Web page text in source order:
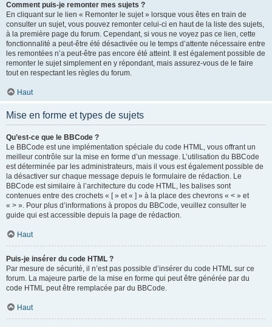
Comment puis-je remonter mes sujets ?
En cliquant sur le lien « Remonter le sujet » lorsque vous êtes en train de
consulter un sujet, vous pouvez remonter celui-ci en haut de la liste des sujets,
à la première page du forum. Cependant, si vous ne voyez pas ce lien, cette
fonctionnalité a peut-être été désactivée ou le temps d’attente nécessaire entre
les remontées n’a peut-être pas encore été atteint. Il est également possible de
remonter le sujet simplement en y répondant, mais assurez-vous de le faire
tout en respectant les règles du forum.
Haut
Mise en forme et types de sujets
Qu’est-ce que le BBCode ?
Le BBCode est une implémentation spéciale du code HTML, vous offrant un
meilleur contrôle sur la mise en forme d’un message. L’utilisation du BBCode
est déterminée par les administrateurs, mais il vous est également possible de
la désactiver sur chaque message depuis le formulaire de rédaction. Le
BBCode est similaire à l’architecture du code HTML, les balises sont
contenues entre des crochets « [ » et « ] » à la place des chevrons « < » et
« > ». Pour plus d’informations à propos du BBCode, veuillez consulter le
guide qui est accessible depuis la page de rédaction.
Haut
Puis-je insérer du code HTML ?
Par mesure de sécurité, il n’est pas possible d’insérer du code HTML sur ce
forum. La majeure partie de la mise en forme qui peut être générée par du
code HTML peut être remplacée par du BBCode.
Haut